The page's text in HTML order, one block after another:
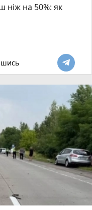
ніж на 50%: як